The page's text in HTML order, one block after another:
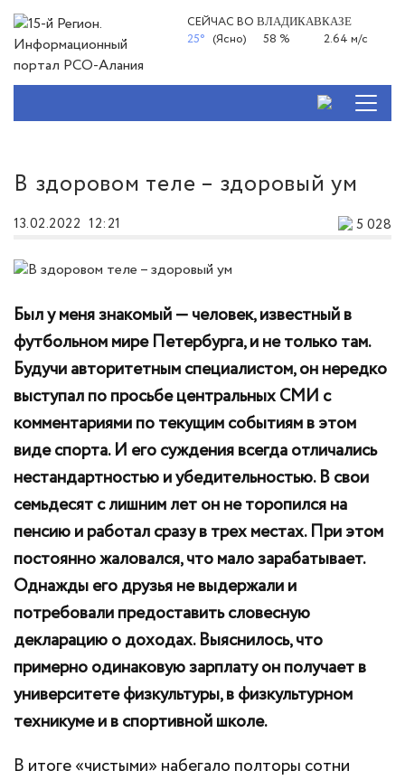
СЕЙЧАС ВОВЛАДИКАВКАЗЕ
25° (Ясно) 58 % 2.64 м/с
В здоровом теле – здоровый ум
13.02.2022 12:21 5 028
Был у меня знакомый — человек, известный в
футбольном мире Петербурга, и не только там.
Будучи авторитетным специалистом, он нередко
выступал по просьбе центральных СМИ с
комментариями по текущим событиям в этом
виде спорта. И его суждения всегда отличались
нестандартностью и убедительностью. В свои
семьдесят с лишним лет он не торопился на
пенсию и работал сразу в трех местах. При этом
постоянно жаловался, что мало зарабатывает.
Однажды его друзья не выдержали и
потребовали предоставить словесную
декларацию о доходах. Выяснилось, что
примерно одинаковую зарплату он получает в
университете физкультуры, в физкультурном
техникуме и в спортивной школе.
В итоге «чистыми» набегало полторы сотни